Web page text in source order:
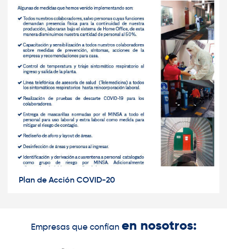
Plan de Acción COVID-20
Empresas que confían en nosotros: